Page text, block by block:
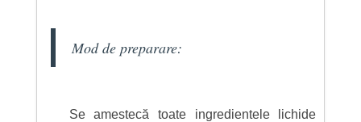
Mod de preparare:
Se amestecă toate ingredientele lichide